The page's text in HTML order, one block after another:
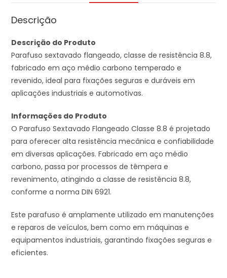
Descrição
Descrição do Produto
Parafuso sextavado flangeado, classe de resistência 8.8,
fabricado em aço médio carbono temperado e
revenido, ideal para fixações seguras e duráveis em
aplicações industriais e automotivas.
Informações do Produto
O Parafuso Sextavado Flangeado Classe 8.8 é projetado
para oferecer alta resistência mecânica e confiabilidade
em diversas aplicações. Fabricado em aço médio
carbono, passa por processos de têmpera e
revenimento, atingindo a classe de resistência 8.8,
conforme a norma DIN 6921.
Este parafuso é amplamente utilizado em manutenções
e reparos de veículos, bem como em máquinas e
equipamentos industriais, garantindo fixações seguras e
eficientes.